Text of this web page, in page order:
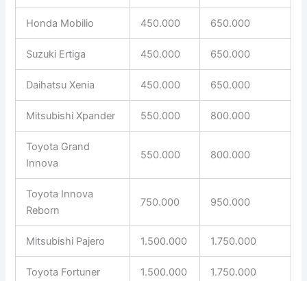
Honda Mobilio 450.000 650.000
Suzuki Ertiga 450.000 650.000
Daihatsu Xenia 450.000 650.000
Mitsubishi Xpander 550.000 800.000
Toyota Grand
Innova
550.000 800.000
Toyota Innova
Reborn
750.000 950.000
Mitsubishi Pajero 1.500.000 1.750.000
Toyota Fortuner 1.500.000 1.750.000